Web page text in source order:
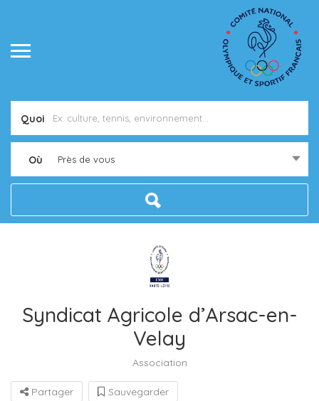
Quoi
Où Près de vous
Syndicat Agricole d’Arsac-en-
Velay
Association
Partager Sauvegarder